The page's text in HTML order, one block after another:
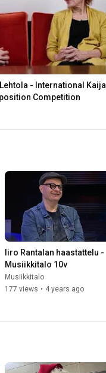
- International Kaija
Competition
Iiro Rantalan haastattelu -
Musiikkitalo 10v
Musiikkitalo
177 views • 4 years ago